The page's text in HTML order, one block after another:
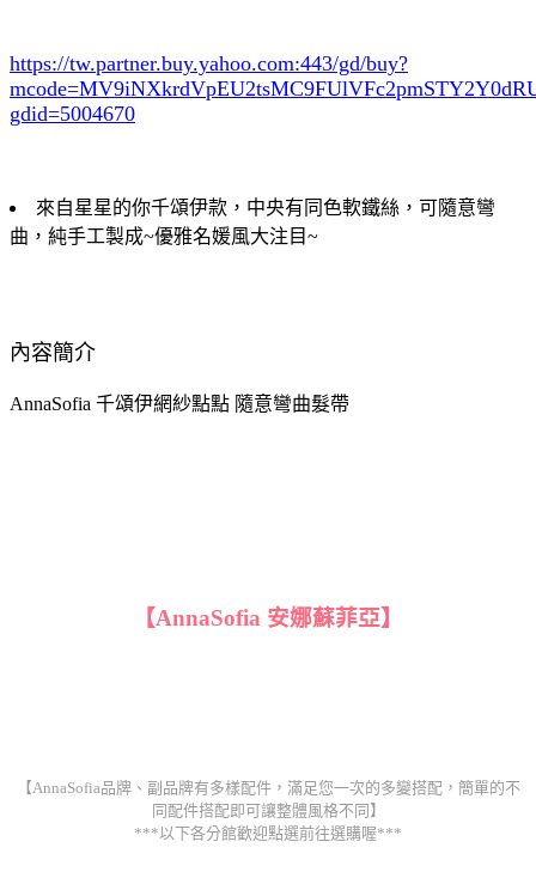
https://tw.partner.buy.yahoo.com:443/gd/buy?
gdid=5004670
來自星星的你千頌伊款，中央有同色軟鐵絲，可隨意彎
曲，純手工製成~優雅名媛風大注目~
內容簡介
AnnaSofia 千頌伊網紗點點 隨意彎曲髮帶
【AnnaSofia 安娜蘇菲亞】
【AnnaSofia品牌、副品牌有多樣配件，滿足您一次的多變搭配，簡單的不
同配件搭配即可讓整體風格不同】
***以下各分館歡迎點選前往選購喔***